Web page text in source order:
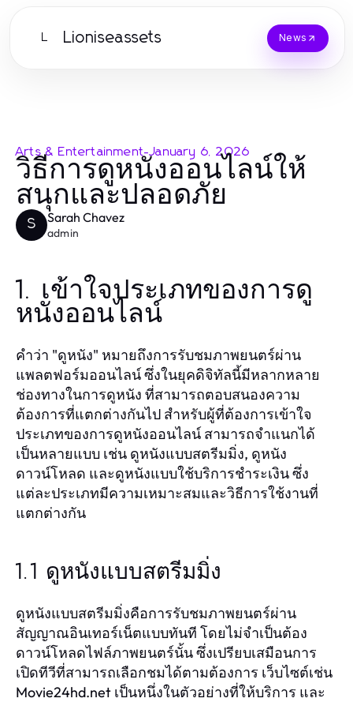
L Lioniseassets News
Arts & Entertainment-January 6, 2026
วิธีการดูหนังออนไลน์ให้
สนุกและปลอดภัย
S Sarah Chavez
admin
1. เข้าใจประเภทของการดู
หนังออนไลน์
คำว่า "ดูหนัง" หมายถึงการรับชมภาพยนตร์ผ่าน
แพลตฟอร์มออนไลน์ ซึ่งในยุคดิจิทัลนี้มีหลากหลาย
ช่องทางในการดูหนัง ที่สามารถตอบสนองความ
ต้องการที่แตกต่างกันไป สำหรับผู้ที่ต้องการเข้าใจ
ประเภทของการดูหนังออนไลน์ สามารถจำแนกได้
เป็นหลายแบบ เช่น ดูหนังแบบสตรีมมิ่ง, ดูหนัง
ดาวน์โหลด และดูหนังแบบใช้บริการชำระเงิน ซึ่ง
แต่ละประเภทมีความเหมาะสมและวิธีการใช้งานที่
แตกต่างกัน
1.1 ดูหนังแบบสตรีมมิ่ง
ดูหนังแบบสตรีมมิ่งคือการรับชมภาพยนตร์ผ่าน
สัญญาณอินเทอร์เน็ตแบบทันที โดยไม่จำเป็นต้อง
ดาวน์โหลดไฟล์ภาพยนตร์นั้น ซึ่งเปรียบเสมือนการ
เปิดทีวีที่สามารถเลือกชมได้ตามต้องการ เว็บไซต์เช่น
Movie24hd.net เป็นหนึ่งในตัวอย่างที่ให้บริการ และ